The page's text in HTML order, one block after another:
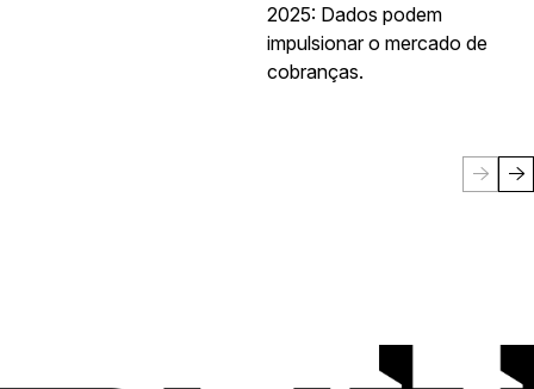
2025: Dados podem
impulsionar o mercado de
cobranças.